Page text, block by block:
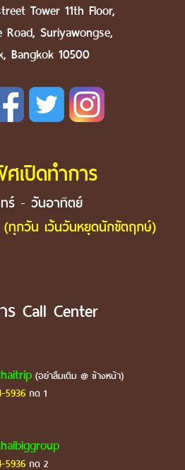
Tower 11th Floor,
Road, Suriyawongse,
Bangkok 10500
เปิดทำการ
ร์ - วันอาทิตย์
ทุกวัน เว้นวันหยุดนักขัตฤกษ์)
ร Call Center
(อย่าลืมเติม @ ข้างหน้า)
5936กด 1
5936กด 2